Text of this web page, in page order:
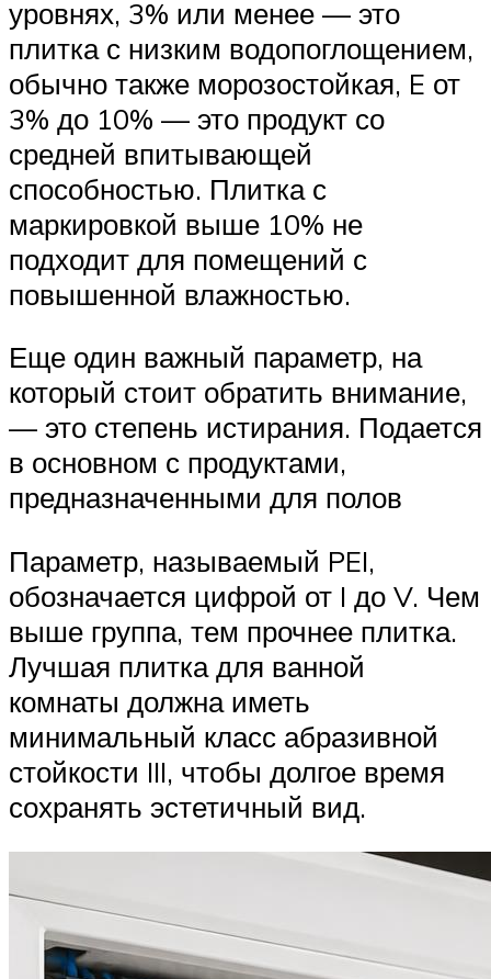
уровнях, 3% или менее — это
плитка с низким водопоглощением,
обычно также морозостойкая, E от
3% до 10% — это продукт со
средней впитывающей
способностью. Плитка с
маркировкой выше 10% не
подходит для помещений с
повышенной влажностью.
Еще один важный параметр, на
который стоит обратить внимание,
— это степень истирания. Подается
в основном с продуктами,
предназначенными для полов
Параметр, называемый PEI,
обозначается цифрой от I до V. Чем
выше группа, тем прочнее плитка.
Лучшая плитка для ванной
комнаты должна иметь
минимальный класс абразивной
стойкости III, чтобы долгое время
сохранять эстетичный вид.